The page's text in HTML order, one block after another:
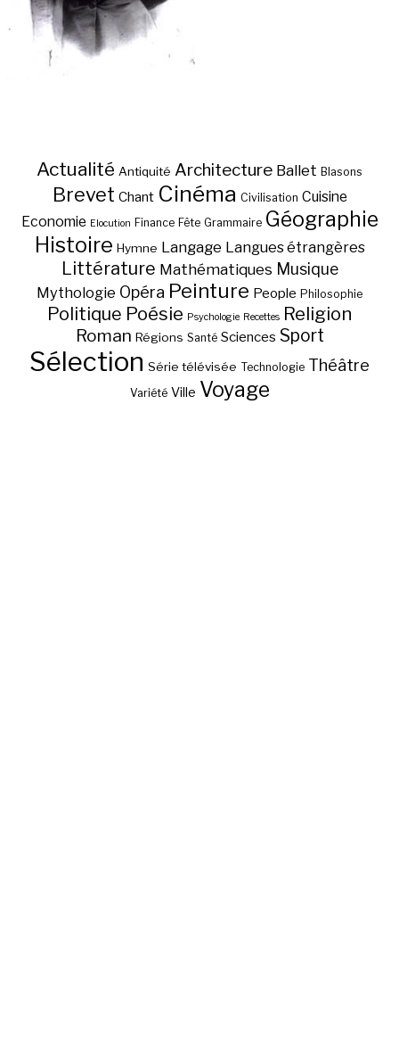
Actualité Antiquité Architecture Ballet Blasons
Brevet Chant Cinéma Civilisation Cuisine
Economie Elocution Finance Fête Grammaire Géographie
Histoire Hymne Langage Langues étrangères
Littérature Mathématiques Musique
Mythologie Opéra Peinture People Philosophie
Politique Poésie Psychologie Recettes Religion
Roman Régions Santé Sciences Sport
Sélection Série télévisée Technologie Théâtre
Variété Ville Voyage